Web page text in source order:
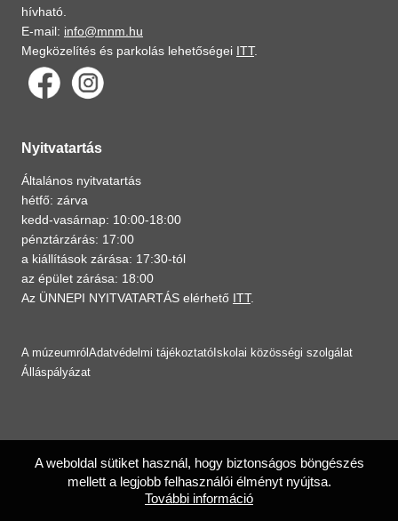
hívható.
E-mail: info@mnm.hu
Megközelítés és parkolás lehetőségei ITT.
Nyitvatartás
Általános nyitvatartás
hétfő: zárva
kedd-vasárnap: 10:00-18:00
pénztárzárás: 17:00
a kiállítások zárása: 17:30-tól
az épület zárása: 18:00
Az ÜNNEPI NYITVATARTÁS elérhető ITT.
A múzeumról Adatvédelmi tájékoztató Iskolai közösségi szolgálat
Álláspályázat
A weboldal sütiket használ, hogy biztonságos böngészés
mellett a legjobb felhasználói élményt nyújtsa.
További információ